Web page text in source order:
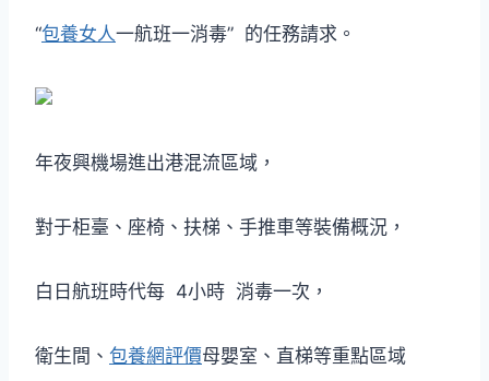
“包養女人一航班一消毒” 的任務請求。
年夜興機場進出港混流區域，
對于柜臺、座椅、扶梯、手推車等裝備概況，
白日航班時代每 4小時 消毒一次，
衛生間、 包養網評價母嬰室、直梯等重點區域